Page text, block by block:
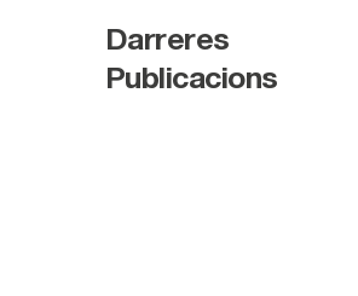
Darreres
Publicacions